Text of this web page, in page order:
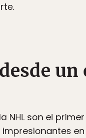
un
NHL son el